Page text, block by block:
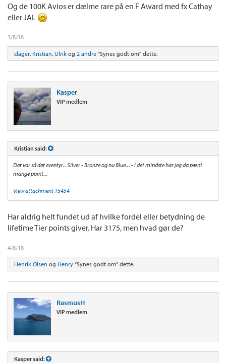
Og de 100K Avios er dælme rare på en F Award med fx Cathay
eller JAL
3/8/18
clager, Kristian, Ulrik og 2 andre "Synes godt om" dette.
Kasper
VIP medlem
Kristian said:
Det var så det eventyr.. Silver - Bronze og nu Blue... - i det mindste har jeg da pænt
mange point...
View attachment 15454
Har aldrig helt fundet ud af hvilke fordel eller betydning de
lifetime Tier points giver. Har 3175, men hvad gør de?
4/8/18
Henrik Olsen og Henry "Synes godt om" dette.
RasmusH
VIP medlem
Kasper said: